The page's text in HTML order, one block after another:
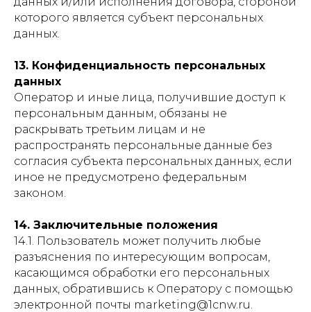
которого является субъект персональных
данных.
13. Конфиденциальность персональных
данных
Оператор и иные лица, получившие доступ к
персональным данным, обязаны не
раскрывать третьим лицам и не
распространять персональные данные без
согласия субъекта персональных данных, если
иное не предусмотрено федеральным
законом.
14. Заключительные положения
14.1. Пользователь может получить любые
разъяснения по интересующим вопросам,
касающимся обработки его персональных
данных, обратившись к Оператору с помощью
электронной почты marketing@1cnw.ru.